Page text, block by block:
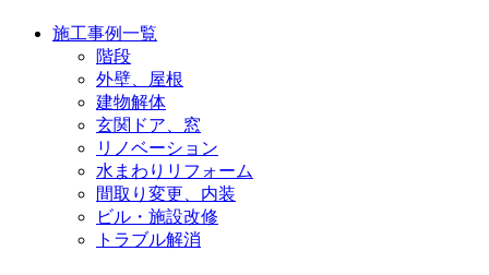
施工事例一覧
階段
外壁、屋根
建物解体
玄関ドア、窓
リノベーション
水まわりリフォーム
間取り変更、内装
ビル・施設改修
トラブル解消